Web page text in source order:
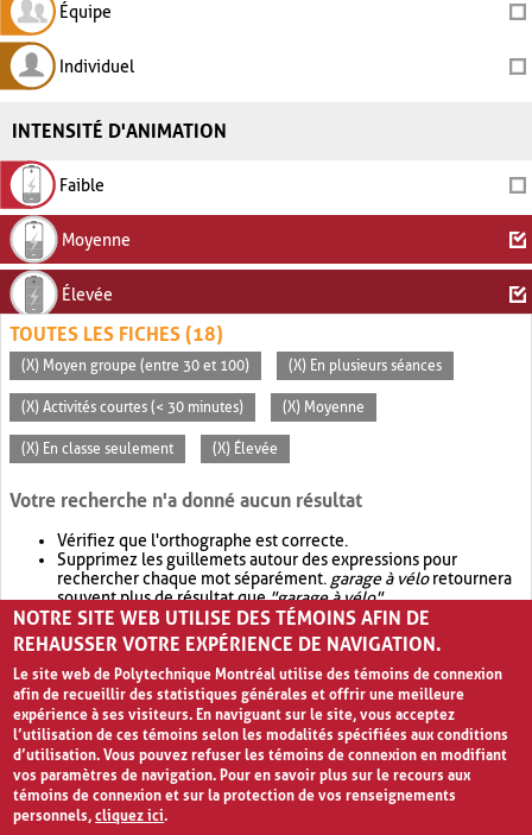
Équipe
Individuel
INTENSITÉ D'ANIMATION
Faible
Moyenne
Élevée
TOUTES LES FICHES (18)
(X) Moyen groupe (entre 30 et 100) (X) En plusieurs séances
(X) Activités courtes (< 30 minutes) (X) Moyenne
(X) En classe seulement (X) Élevée
Votre recherche n'a donné aucun résultat
Vérifiez que l'orthographe est correcte.
Supprimez les guillemets autour des expressions pour
rechercher chaque mot séparément. garage à véloretournera
souvent plus de résultat que"garage à vélo".
Envisagez d'élargir votre recherche avec OR.garage OR vélo
retournera souvent plus de résultat quegarage à vélo
NOTRE SITE WEB UTILISE DES TÉMOINS AFIN DE
REHAUSSER VOTRE EXPÉRIENCE DE NAVIGATION.
Le site web de Polytechnique Montréal utilise des témoins de connexion
afin de recueillir des statistiques générales et offrir une meilleure
expérience à ses visiteurs. En naviguant sur le site, vous acceptez
l’utilisation de ces témoins selon les modalités spécifiées aux conditions
d’utilisation. Vous pouvez refuser les témoins de connexion en modifiant
vos paramètres de navigation. Pour en savoir plus sur le recours aux
témoins de connexion et sur la protection de vos renseignements
personnels,cliquez ici.